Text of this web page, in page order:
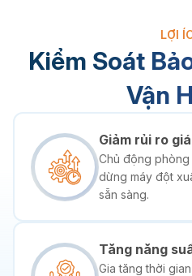
LỢI
Kiểm Soát
Vận
Giảm rủi ro
Chủ động
dừng máy đột
sẵn sàng.
Tăng năng
Gia tăng thời